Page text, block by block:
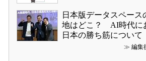
日本版データスペース
地はどこ？ AI時代に
日本の勝ち筋について
≫ 編集